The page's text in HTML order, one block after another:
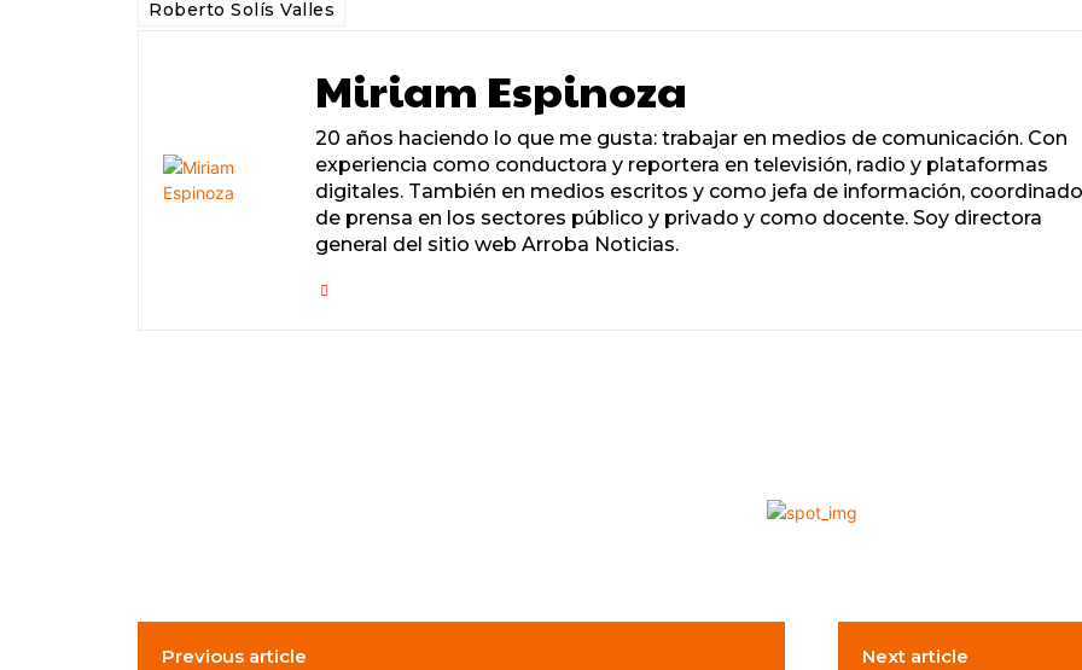
Roberto Solís Valles
Miriam Espinoza
20 años haciendo lo que me gusta: trabajar en medios de comunicación. Con
experiencia como conductora y reportera en televisión, radio y plataformas
digitales. También en medios escritos y como jefa de información,
de prensa en los sectores público y privado y como docente. Soy directora
general del sitio web Arroba Noticias.
Previous article Next article